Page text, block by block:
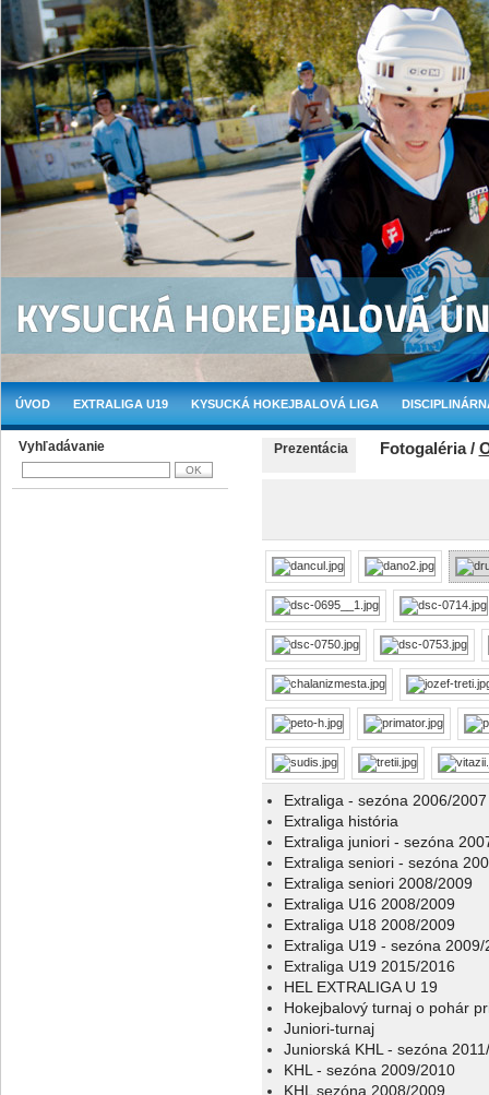
ÚVOD EXTRALIGA U19 KYSUCKÁ HOKEJBALOVÁ LIGA
Vyhľadávanie Prezentácia Fotogaléria /
Extraliga - sezóna 2006/2007
Extraliga história
Extraliga juniori - sezóna
Extraliga seniori - sezóna
Extraliga seniori 2008/2009
Extraliga U16 2008/2009
Extraliga U18 2008/2009
Extraliga U19 - sezóna 2009/
Extraliga U19 2015/2016
HEL EXTRALIGA U 19
Hokejbalový turnaj o pohár
Juniori-turnaj
Juniorská KHL - sezóna
KHL - sezóna 2009/2010
KHL sezóna 2008/2009